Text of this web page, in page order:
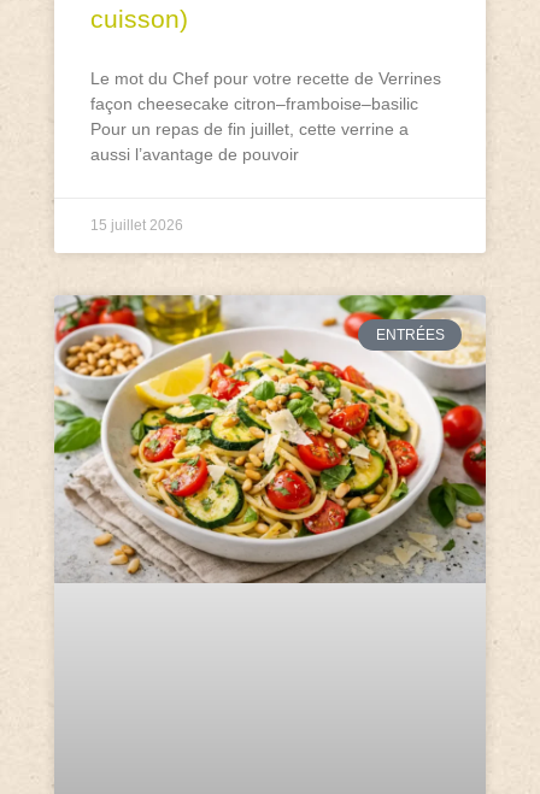
cuisson)
Le mot du Chef pour votre recette de Verrines
façon cheesecake citron–framboise–basilic
Pour un repas de fin juillet, cette verrine a
aussi l’avantage de pouvoir
15 juillet 2026
ENTRÉES